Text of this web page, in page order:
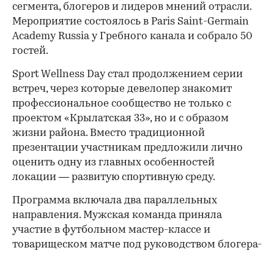
сегмента, блогеров и лидеров мнений отрасли.
Мероприятие состоялось в Paris Saint-Germain
Academy Russia у Гребного канала и собрало 50
гостей.
Sport Wellness Day стал продолжением серии
встреч, через которые девелопер знакомит
профессиональное сообщество не только с
проектом «Крылатская 33», но и с образом
жизни района. Вместо традиционной
презентации участникам предложили лично
оценить одну из главных особенностей
локации — развитую спортивную среду.
Программа включала два параллельных
направления. Мужская команда приняла
участие в футбольном мастер-классе и
товарищеском матче под руководством блогера-